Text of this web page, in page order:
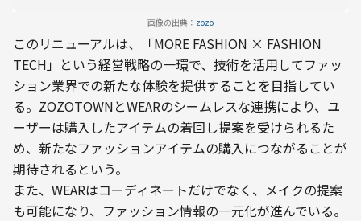
画像の出典： zozo
このリニューアルは、「MORE FASHION × FASHION
TECH」という経営戦略の一環で、技術を活用してファッ
ション業界での新たな体験を提供することを目指してい
る。ZOZOTOWNとWEARのシームレスな連携により、ユ
ーザーは購入したアイテムの着回し提案を受けられるた
め、新たなファッションアイテムの購入につながることが
期待されるという。
また、WEARはコーディネートだけでなく、メイクの提案
も可能になり、ファッション情報の一元化が進んでいる。